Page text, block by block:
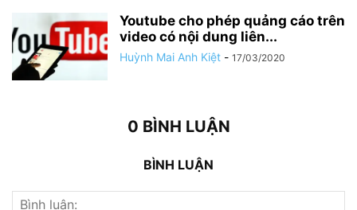
Youtube cho phép quảng cáo trên
video có nội dung liên...
Huỳnh Mai Anh Kiệt - 17/03/2020
0 BÌNH LUẬN
BÌNH LUẬN